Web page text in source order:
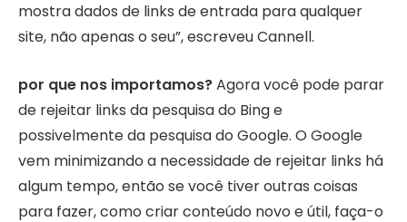
mostra dados de links de entrada para qualquer
site, não apenas o seu”, escreveu Cannell.
por que nos importamos?Agora você pode parar
de rejeitar links da pesquisa do Bing e
possivelmente da pesquisa do Google. O Google
vem minimizando a necessidade de rejeitar links há
algum tempo, então se você tiver outras coisas
para fazer, como criar conteúdo novo e útil, faça-o